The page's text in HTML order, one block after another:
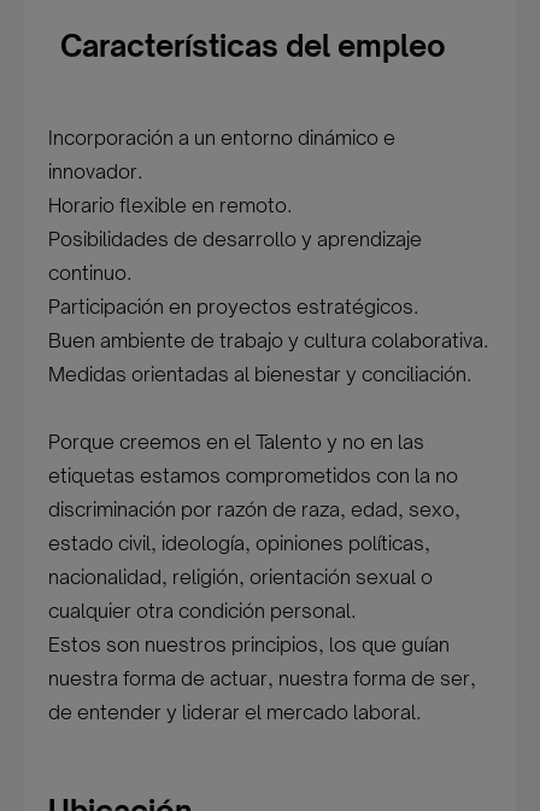
Características del empleo
Incorporación a un entorno dinámico e
innovador.
Horario flexible en remoto.
Posibilidades de desarrollo y aprendizaje
continuo.
Participación en proyectos estratégicos.
Buen ambiente de trabajo y cultura colaborativa.
Medidas orientadas al bienestar y conciliación.
Porque creemos en el Talento y no en las
etiquetas estamos comprometidos con la no
discriminación por razón de raza, edad, sexo,
estado civil, ideología, opiniones políticas,
nacionalidad, religión, orientación sexual o
cualquier otra condición personal.
Estos son nuestros principios, los que guían
nuestra forma de actuar, nuestra forma de ser,
de entender y liderar el mercado laboral.